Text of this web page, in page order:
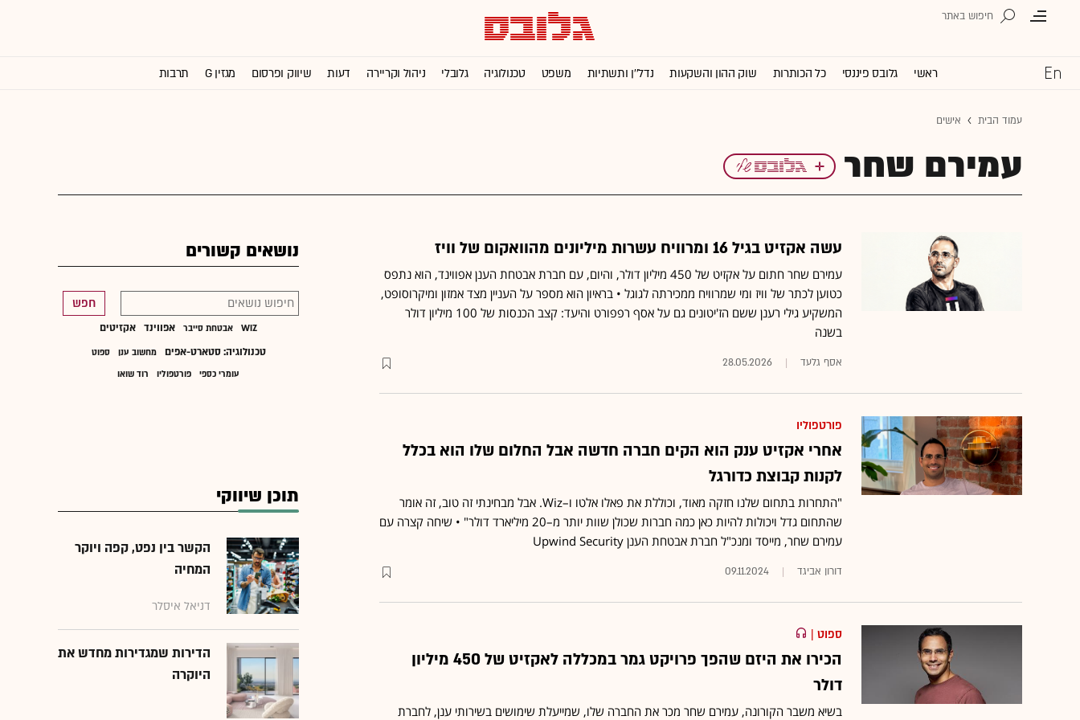
ראשי גלובס פיננסי כל הכותרות שוק ההון והשקעות נדל''ן ותשתיות משפט טכנולוגיה גלובלי ניהול וקריירה דעות שיווק ופרסום מגזין G תרבות
עמוד הבית אישים
עמירם שחר
עשה אקזיט בגיל 16 ומרוויח עשרות מיליונים מהוואקום של וויז
עמירם שחר חתום על אקזיט של 450 מיליון דולר, והיום, עם חברת אבטחת הענן אפווינד, הוא נתפס
כטוען לכתר של וויז ומי שמרוויח ממכירתה לגוגל • בראיון הוא מספר על העניין מצד אמזון ומיקרוסופט,
המשקיע גילי רענן ששם הז'יטונים גם על אסף רפפורט והיעד: קצב הכנסות של 100 מיליון דולר
בשנה
אסף גלעד 28.05.2026
פורטפוליו
אחרי אקזיט ענק הוא הקים חברה חדשה אבל החלום שלו הוא בכלל
לקנות קבוצת כדורגל
"התחרות בתחום שלנו חזקה מאוד, וכוללת את פאלו אלטו ו–Wiz. אבל מבחינתי זה טוב, זה אומר
שהתחום גדל ויכולות להיות כאן כמה חברות שכולן שוות יותר מ–20 מיליארד דולר" • שיחה קצרה עם
עמירם שחר, מייסד ומנכ"ל חברת אבטחת הענן Upwind Security
דורון אביגד 09.11.2024
ספוט
הכירו את היזם שהפך פרויקט גמר במכללה לאקזיט של 450 מיליון
דולר
בשיא משבר הקורונה, עמירם שחר מכר את החברה שלו, שמייעלת שימושים בשירותי ענן, לחברת
נושאים קשורים
חפש
WIZ אבטחת סייבר אפווינד
אקזיטים
טכנולוגיה: סטארט-אפים
מחשוב ענן
ספוט
עומרי כספי
פורטפוליו רוד שואו
תוכן שיווקי
הקשר בין נפט, קפה ויוקר
המחיה
דניאל איסלר
הדירות שמגדירות מחדש את
היוקרה